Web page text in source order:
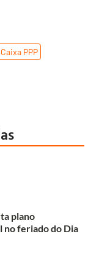
PPP
plano
no feriado do Dia